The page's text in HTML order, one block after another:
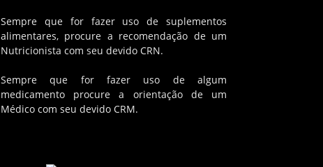
Sempre que for fazer uso de suplementos
alimentares, procure a recomendação de um
Nutricionista com seu devido CRN.
Sempre que for fazer uso de algum
medicamento procure a orientação de um
Médico com seu devido CRM.